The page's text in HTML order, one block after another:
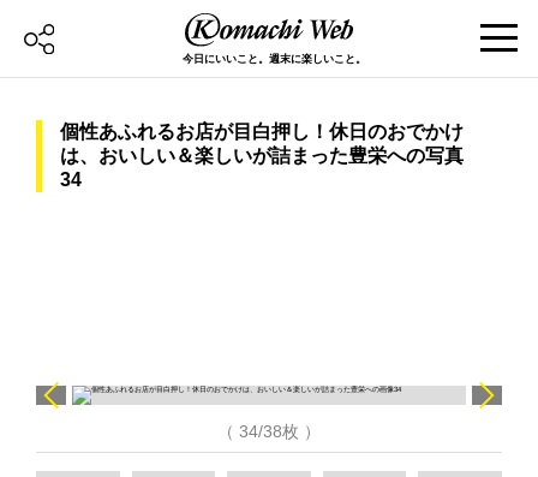
今日にいいこと。週末に楽しいこと。
個性あふれるお店が目白押し！休日のおでかけ
は、おいしい＆楽しいが詰まった豊栄への写真
34
（ 34/38枚 ）